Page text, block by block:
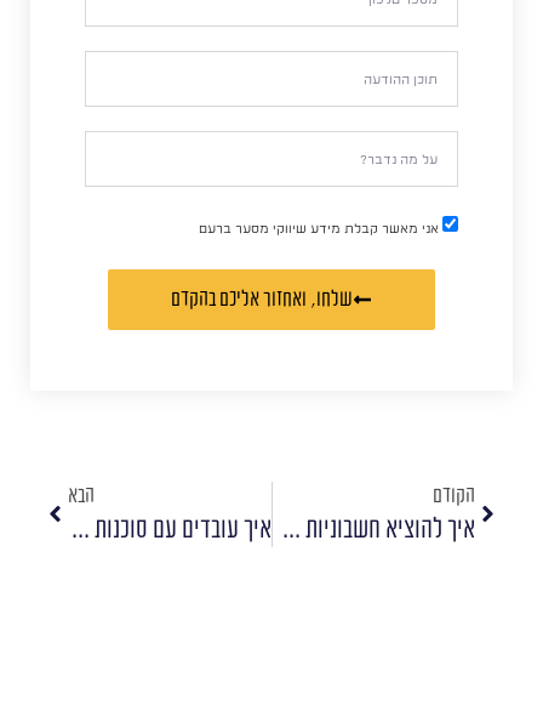
אני מאשר קבלת מידע שיווקי מסער ברעם
שלחו, ואחזור אליכם בהקדם
הקודם
איך להוציא חשבוניות מפייסבוק?
הבא
איך עובדים עם סוכנות שיווק דיגיטלי? 10 טיפים